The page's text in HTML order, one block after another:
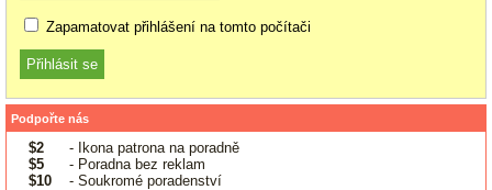
Zapamatovat přihlášení na tomto počítači
Podpořte nás
$2
- Ikona patrona na poradně
$5
- Poradna bez reklam
$10
- Soukromé poradenství